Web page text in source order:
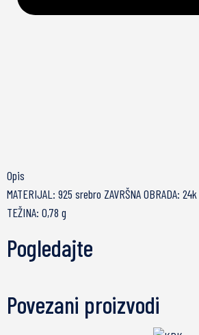
Opis
MATERIJAL: 925 srebro ZAVRŠNA OBRADA:
TEŽINA: 0,78 g
Pogledajte
Povezani proizvodi